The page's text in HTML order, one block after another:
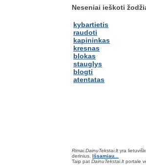
Neseniai ieškoti
kybartietis
raudoti
kapininkas
kresnas
blokas
stauglys
blogti
atentatas
Rimai.DainuTekstai.lt yra
derinius.Išsamiau...
Taip patDainuTekstai.lt portale